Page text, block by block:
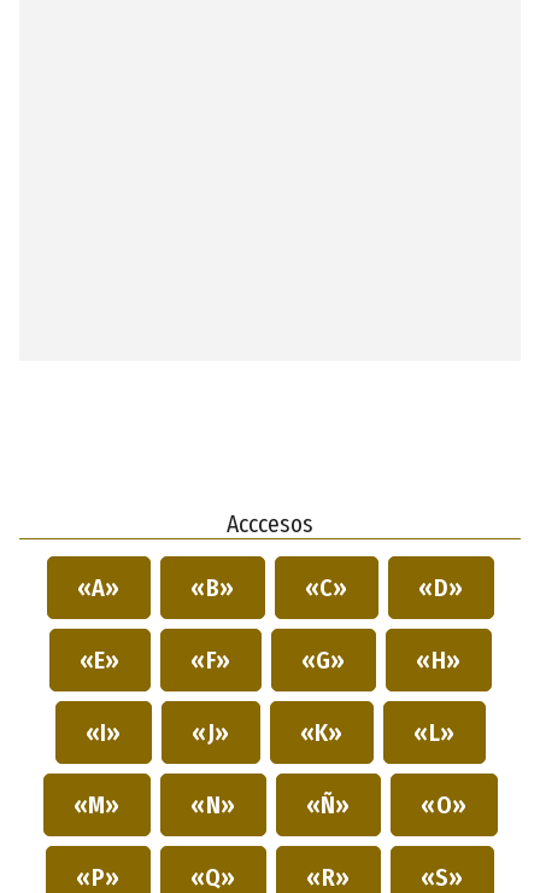
Acccesos
«A» «B» «C» «D»
«E» «F» «G» «H»
«I» «J» «K» «L»
«M» «N» «Ñ» «O»
«P» «Q» «R» «S»